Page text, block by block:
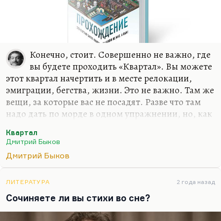
Конечно, стоит. Совершенно не важно, где
вы будете проходить «Квартал». Вы можете
этот квартал начертить и в месте релокации,
эмиграции, бегства, жизни. Это не важно. Там же
вещи, за которые вас не посадят. Разве что там
надо дать по морде в одном упражнении, но, как
ведь проходится с единственной целью –
вырваться из привычных связей.
какому принципу построены все эти упражнения.
Надо вырвать себя из паутины ложных связей, из
цепочек ложных долгов, из обязательств, из
квазиважных дел. «Квартал» превращает вашу
Квартал
Дмитрий Быков
Дмитрий Быков
ЛИТЕРАТУРА 2 года назад
Сочиняете ли вы стихи во сне?